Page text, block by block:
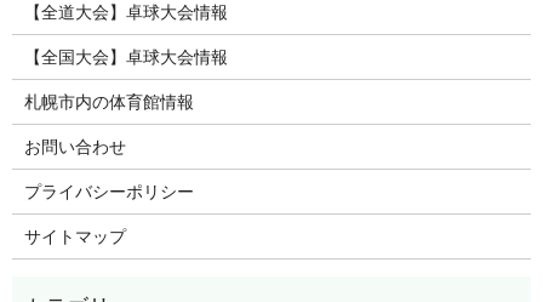
【全道大会】卓球大会情報
【全国大会】卓球大会情報
札幌市内の体育館情報
お問い合わせ
プライバシーポリシー
サイトマップ